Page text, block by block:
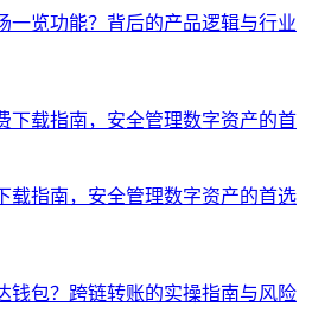
一览功能？背后的产品逻辑与行业
载指南，安全管理数字资产的首选